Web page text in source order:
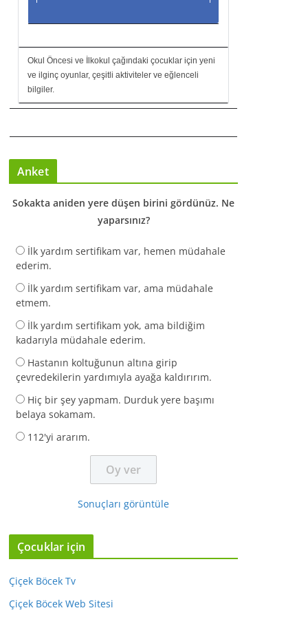
Okul Öncesi ve İlkokul çağındaki çocuklar için yeni
ve ilginç oyunlar, çeşitli aktiviteler ve eğlenceli
bilgiler.
Anket
Sokakta aniden yere düşen birini gördünüz. Ne
yaparsınız?
İlk yardım sertifikam var, hemen müdahale
ederim.
İlk yardım sertifikam var, ama müdahale
etmem.
İlk yardım sertifikam yok, ama bildiğim
kadarıyla müdahale ederim.
Hastanın koltuğunun altına girip
çevredekilerin yardımıyla ayağa kaldırırım.
Hiç bir şey yapmam. Durduk yere başımı
belaya sokamam.
112'yi ararım.
Sonuçları görüntüle
Çocuklar için
Çiçek Böcek Tv
Çiçek Böcek Web Sitesi